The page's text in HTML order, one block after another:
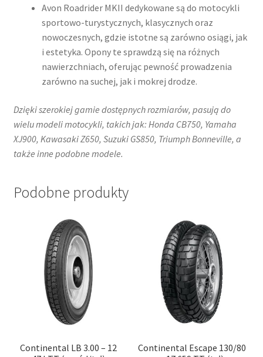
Avon Roadrider MKII dedykowane są do motocykli
sportowo-turystycznych, klasycznych oraz
nowoczesnych, gdzie istotne są zarówno osiągi, jak
i estetyka. Opony te sprawdzą się na różnych
nawierzchniach, oferując pewność prowadzenia
zarówno na suchej, jak i mokrej drodze.
Dzięki szerokiej gamie dostępnych rozmiarów, pasują do
wielu modeli motocykli, takich jak:​ Honda CB750, Yamaha
XJ900, Kawasaki Z650, Suzuki GS850, Triumph Bonneville, a
także inne podobne modele.
Podobne produkty
Continental LB 3.00 – 12
Continental Escape 130/80